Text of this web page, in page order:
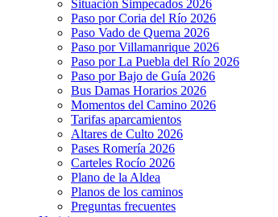
Situación Simpecados 2026
Paso por Coria del Río 2026
Paso Vado de Quema 2026
Paso por Villamanrique 2026
Paso por La Puebla del Río 2026
Paso por Bajo de Guía 2026
Bus Damas Horarios 2026
Momentos del Camino 2026
Tarifas aparcamientos
Altares de Culto 2026
Pases Romería 2026
Carteles Rocío 2026
Plano de la Aldea
Planos de los caminos
Preguntas frecuentes